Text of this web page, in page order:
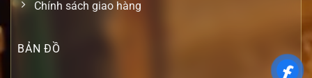
Chính sách giao hàng
BẢN ĐỒ